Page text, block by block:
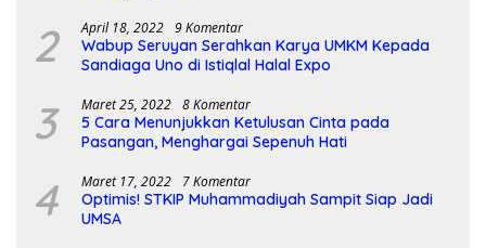
2 April 18, 2022 9 Komentar
Wabup Seruyan Serahkan Karya UMKM Kepada
Sandiaga Uno di Istiqlal Halal Expo
3 Maret 25, 2022 8 Komentar
5 Cara Menunjukkan Ketulusan Cinta pada
Pasangan, Menghargai Sepenuh Hati
4 Maret 17, 2022 7 Komentar
Optimis! STKIP Muhammadiyah Sampit Siap Jadi
UMSA